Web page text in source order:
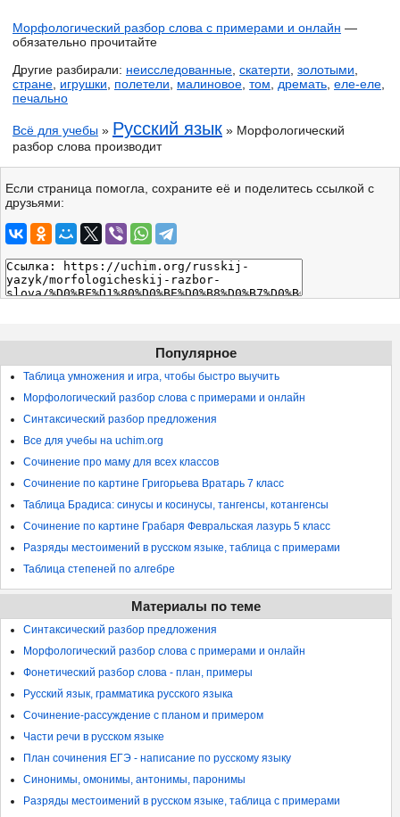
Морфологический разбор слова с примерами и онлайн —
обязательно прочитайте
Другие разбирали: неисследованные скатерти золотыми
стране игрушки полетели малиновое том дремать еле-еле
печально
Всё для учебы » Русский язык » Морфологический
разбор слова производит
Если страница помогла, сохраните её и поделитесь ссылкой с
друзьями:
Популярное
Таблица умножения и игра, чтобы быстро выучить
Морфологический разбор слова с примерами и онлайн
Синтаксический разбор предложения
Все для учебы на uchim.org
Сочинение про маму для всех классов
Сочинение по картине Григорьева Вратарь 7 класс
Таблица Брадиса: синусы и косинусы, тангенсы, котангенсы
Сочинение по картине Грабаря Февральская лазурь 5 класс
Разряды местоимений в русском языке, таблица с примерами
Таблица степеней по алгебре
Материалы по теме
Синтаксический разбор предложения
Морфологический разбор слова с примерами и онлайн
Фонетический разбор слова - план, примеры
Русский язык, грамматика русского языка
Сочинение-рассуждение с планом и примером
Части речи в русском языке
План сочинения ЕГЭ - написание по русскому языку
Синонимы, омонимы, антонимы, паронимы
Разряды местоимений в русском языке, таблица с примерами